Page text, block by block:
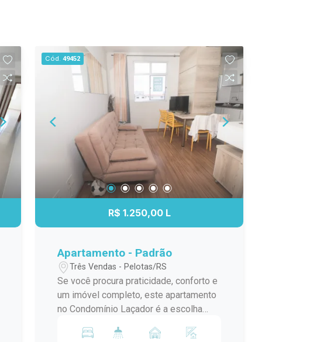
Cód. 49452
R$ 1.250,00 L
Apartamento - Padrão
Três Vendas - Pelotas/RS
Se você procura praticidade, conforto e
um imóvel completo, este apartamento
no Condomínio Laçador é a escolha
ele está localizado no bairro Três